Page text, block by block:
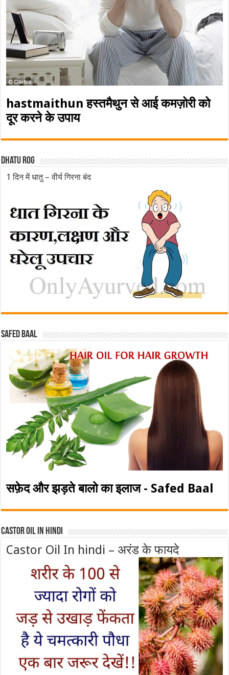
hastmaithun हस्तमैथुन से आई कमज़ोरी को
दूर करने के उपाय
Dhatu rog
1 दिन में धातु – वीर्य गिरना बंद
Safed baal
सफ़ेद और झड़ते बालो का इलाज - Safed Baal
Castor Oil In Hindi
Castor Oil In hindi – अरंड के फायदे